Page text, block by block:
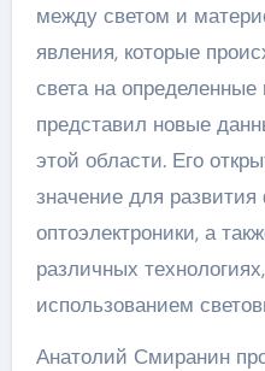
между светом и
явления, которые
света на
представил новые
этой области. Его
значение для
оптоэлектроники, а
различных
использованием
Анатолий Смиранин